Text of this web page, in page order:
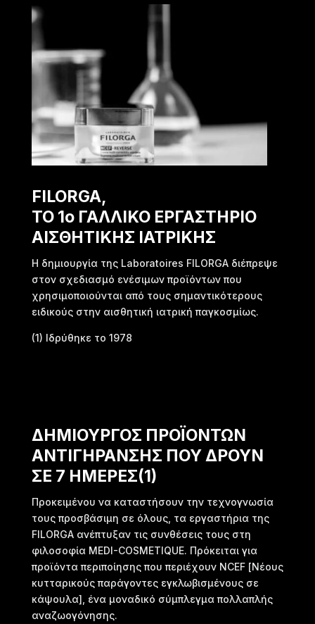
FILORGA,
ΤΟ 1o ΓΑΛΛΙΚΟ ΕΡΓΑΣΤΗΡΙΟ
ΑΙΣΘΗΤΙΚΗΣ ΙΑΤΡΙΚΗΣ
Η δημιουργία της Laboratoires FILORGA διέπρεψε
στον σχεδιασμό ενέσιμων προϊόντων που
χρησιμοποιούνται από τους σημαντικότερους
ειδικούς στην αισθητική ιατρική παγκοσμίως.
(1) Ιδρύθηκε το 1978
ΔΗΜΙΟΥΡΓΟΣ ΠΡΟΪΟΝΤΩΝ
ΑΝΤΙΓΗΡΑΝΣΗΣ ΠΟΥ ΔΡΟΥΝ
ΣΕ 7 ΗΜΕΡΕΣ(1)
Προκειμένου να καταστήσουν την τεχνογνωσία
τους προσβάσιμη σε όλους, τα εργαστήρια της
FILORGA ανέπτυξαν τις συνθέσεις τους στη
φιλοσοφία MEDI-COSMETIQUE. Πρόκειται για
προϊόντα περιποίησης που περιέχουν NCEF [Νέους
κυτταρικούς παράγοντες εγκλωβισμένους σε
κάψουλα], ένα μοναδικό σύμπλεγμα πολλαπλής
αναζωογόνησης.